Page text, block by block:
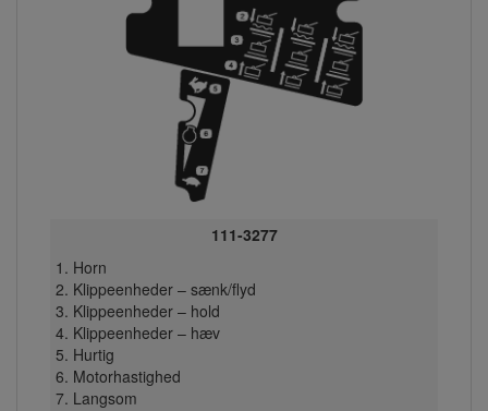
111-3277
Horn
Klippeenheder – sænk/flyd
Klippeenheder – hold
Klippeenheder – hæv
Hurtig
Motorhastighed
Langsom